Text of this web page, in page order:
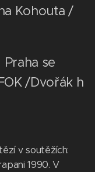
Kohouta /
se
/Dvořák h
v soutěžích:
1990. V